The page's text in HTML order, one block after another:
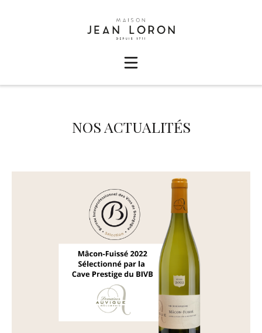
NOS ACTUALITÉS